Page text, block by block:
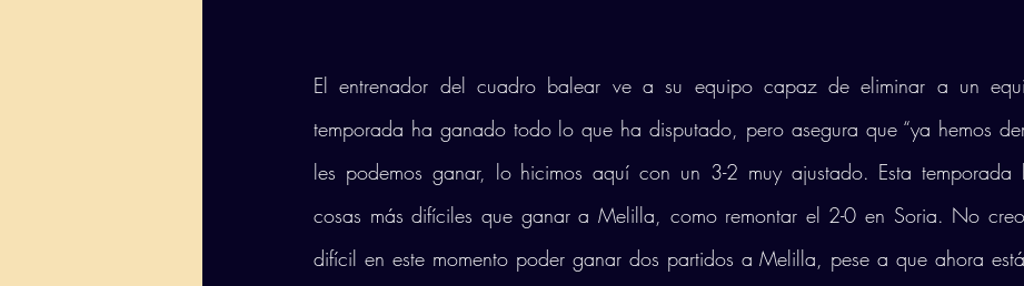
El entrenador del cuadro balear ve a su equipo capaz de eliminar a un
temporada ha ganado todo lo que ha disputado, pero asegura que “ya hemos
les podemos ganar, lo hicimos aquí con un 3-2 muy ajustado. Esta temporada
cosas más difíciles que ganar a Melilla, como remontar el 2-0 en Soria. No
difícil en este momento poder ganar dos partidos a Melilla, pese a que ahora